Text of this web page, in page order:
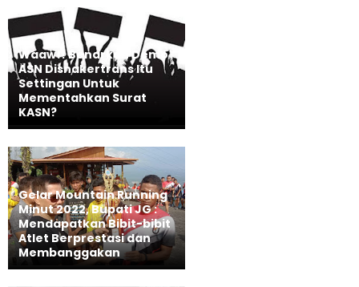
Waaw!! Benarkah Demo
ASN Disnakertrans Itu
Settingan Untuk
Mementahkan Surat
KASN?
Gelar Mountain Running
Minut 2022, Bupati JG :
Mendapatkan Bibit-bibit
Atlet Berprestasi dan
Membanggakan